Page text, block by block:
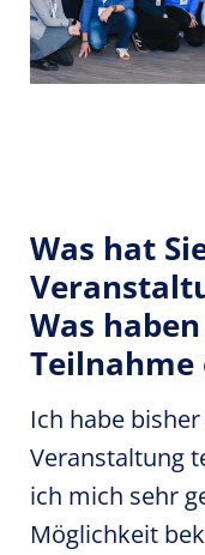
Was hat
Was
Ich habe
Veranstaltung
ich mich sehr
Möglichkeit